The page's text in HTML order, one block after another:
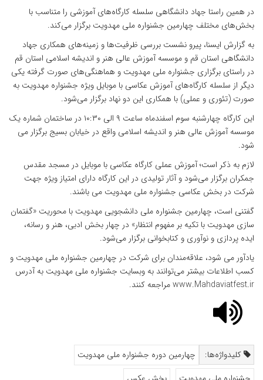
در همین راستا جهاد دانشگاهی سلسله کارگاه‌های آموزشی را متناسب با
بخش‌های مختلف چهارمین جشنواره ملی مهدویت برگزار می‌کند.
به گزارش ایسنا، پیرو نشست بررسی ظرفیت‌ها و زمینه‌های همکاری جهاد
دانشگاهی استان قم و موسسه آموزش عالی هنر و اندیشه اسلامی استان قم
در راستای برگزاری جشنواره ملی مهدویت و هماهنگی‌های صورت گرفته یکی
دیگر از سلسله کارگاه‌های آموزش عکاسی با موبایل ویژه جشنواره مهدویت به
صورت (تئوری و عملی) با همکاری این دو نهاد برگزار می‌شود.
این کارگاه چهارشنبه سوم اسفندماه ساعت ۹ الی ۱۰:۳۰ در ساختمان شماره یک
موسسه آموزش عالی هنر و اندیشه اسلامی واقع در خیابان بسیج برگزار می
شود.
لازم به ذکر است؛ آموزش عملی کارگاه عکاسی با موبایل در مسجد مقدس
جمکران برگزار می‌شود و آثار تولیدی در این کارگاه دارای امتیاز ویژه جهت
شرکت در بخش عکاسی جشنواره ملی مهدویت می باشند.
گفتنی است، چهارمین جشنواره ملی دانشجویی مهدویت با محوریت «گفتمان
سازی مهدویت با تکیه بر مفهوم انتظار» در چهار بخش ادبی، هنر و رسانه،
ایده پردازی و نوآوری و کتابخوانی برگزار می‌شود.
یادآور می شود، علاقه‌مندان برای شرکت در چهارمین جشنواره ملی مهدویت و
کسب اطلاعات بیشتر می‌توانند به وبسایت جشنواره ملی مهدویت به آدرس
www.Mahdaviatfest.ir مراجعه کنند.
کلیدواژه‌ها:
چهارمین دوره جشنواره ملی مهدویت